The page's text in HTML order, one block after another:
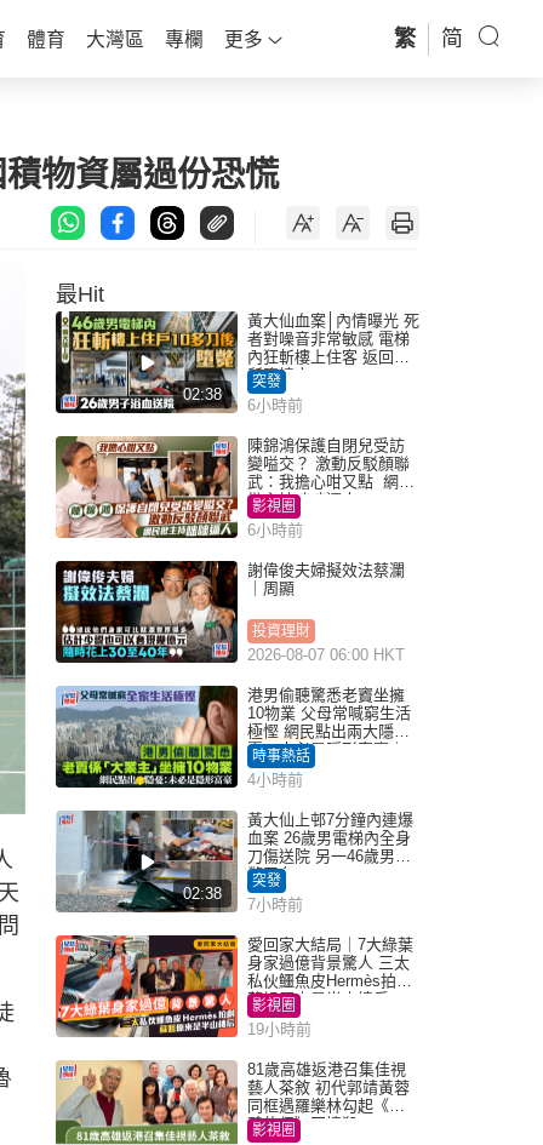
體育 大灣區 專欄 更多 繁 简
物資屬過份恐慌
最Hit
02:38
黃大仙血案│內情曝光 死
者對噪音非常敏感 電梯
內狂斬樓上住客 返回住
所墮樓亡
突發
6小時前
陳錦鴻保護自閉兒受訪
變嗌交？ 激動反駁顏聯
武：我擔心咁又點 網民
批主持咄咄逼人
影視圈
6小時前
謝偉俊夫婦擬效法蔡瀾
｜周顯
投資理財
2026-08-07 06:00 HKT
港男偷聽驚悉老竇坐擁
10物業 父母常喊窮生活
極慳 網民點出兩大隱
憂：未必是隱形富豪｜
Juicy叮
時事熱話
4小時前
02:38
黃大仙上邨7分鐘內連爆
血案 26歲男電梯內全身
刀傷送院 另一46歲男倒
斃平台
突發
7小時前
愛回家大結局｜7大綠葉
身家過億背景驚人 三太
私伙鱷魚皮Hermès拍劇
蘇姐原來是半山樓后
影視圈
19小時前
81歲高雄返港召集佳視
藝人茶敘 初代郭靖黃蓉
同框遇羅樂林勾起《神
鵰俠侶》回憶殺
影視圈